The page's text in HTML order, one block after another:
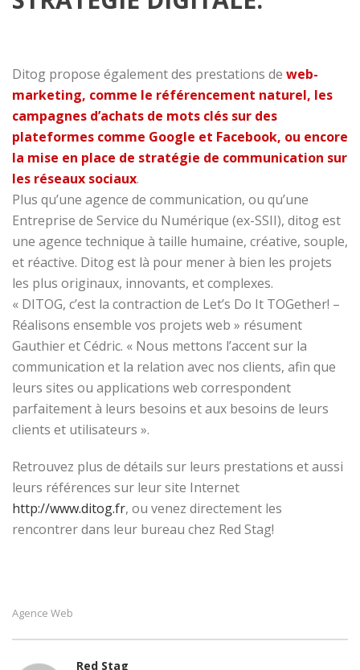
Ditog propose également des prestations de web-
marketing, comme le référencement naturel, les
campagnes d’achats de mots clés sur des
plateformes comme Google et Facebook, ou encore
la mise en place de stratégie de communication sur
les réseaux sociaux.
Plus qu’une agence de communication, ou qu’une
Entreprise de Service du Numérique (ex-SSII), ditog est
une agence technique à taille humaine, créative, souple,
et réactive. Ditog est là pour mener à bien les projets
les plus originaux, innovants, et complexes.
« DITOG, c’est la contraction de Let’s Do It TOGether! –
Réalisons ensemble vos projets web » résument
Gauthier et Cédric. « Nous mettons l’accent sur la
communication et la relation avec nos clients, afin que
leurs sites ou applications web correspondent
parfaitement à leurs besoins et aux besoins de leurs
clients et utilisateurs ».
Retrouvez plus de détails sur leurs prestations et aussi
leurs références sur leur site Internet
http://www.ditog.fr, ou venez directement les
rencontrer dans leur bureau chez Red Stag!
Agence Web
Red Stag